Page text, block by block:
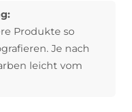
Produkte so
Je nach
leicht vom